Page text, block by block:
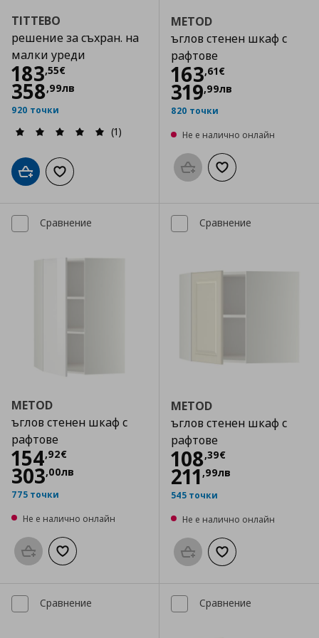
TITTEBO
решение за съхран. на
малки уреди
183,55€
Цена
358,99лв
920 точки
(1)
Добави в кошницата
Добави към списъка с любими
METOD
ъглов стенен шкаф с
рафтове
163,61€
Цена
319,99лв
820 точки
Не е налично онлайн
Προσθήκη στο καλάθι
Добави към
Сравнение
METOD
ъглов стенен шкаф с
рафтове
154,92€
Цена
303,00лв
775 точки
Не е налично онлайн
Προσθήκη στο καλάθι
Добави към списъка с любими
Сравнение
METOD
ъглов стенен шкаф с
рафтове
108,39€
Цена
211 ,99лв
545 точки
Не е налично онлайн
Προσθήκη στο καλάθι
Добави към
Сравнение Сравнение